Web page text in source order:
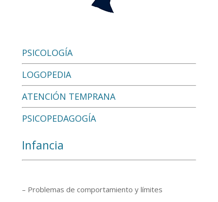
PSICOLOGÍA
LOGOPEDIA
ATENCIÓN TEMPRANA
PSICOPEDAGOGÍA
Infancia
– Problemas de comportamiento y límites